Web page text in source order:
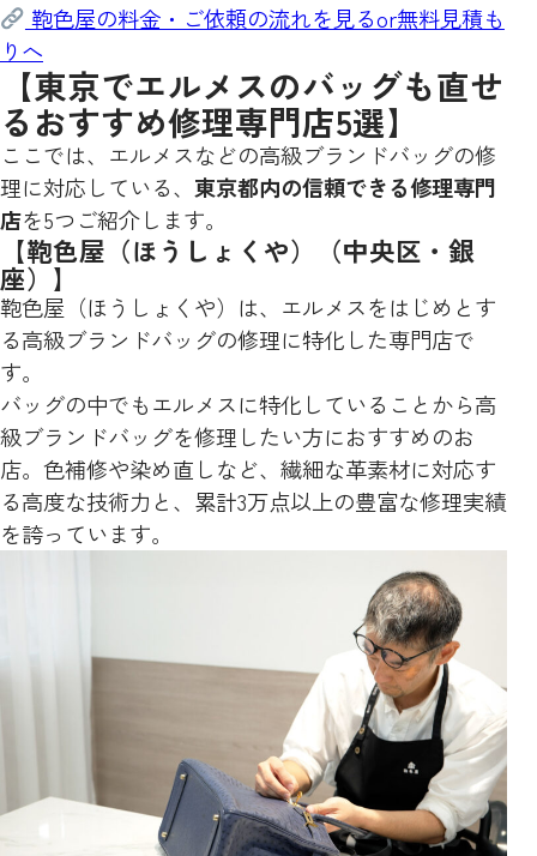
鞄色屋の料金・ご依頼の流れを見るor無料見積も
りへ
【東京でエルメスのバッグも直せ
るおすすめ修理専門店5選】
ここでは、エルメスなどの高級ブランドバッグの修
理に対応している、 東京都内の信頼できる修理専門
店を5つご紹介します。
【鞄色屋（ほうしょくや）（中央区・銀
座）】
鞄色屋（ほうしょくや）は、エルメスをはじめとす
る高級ブランドバッグの修理に特化した専門店で
す。
バッグの中でもエルメスに特化していることから高
級ブランドバッグを修理したい方におすすめのお
店。色補修や染め直しなど、繊細な革素材に対応す
る高度な技術力と、累計3万点以上の豊富な修理実績
を誇っています。